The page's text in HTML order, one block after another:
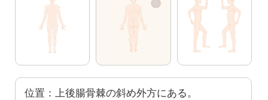
位置：上後腸骨棘の斜め外方にある。